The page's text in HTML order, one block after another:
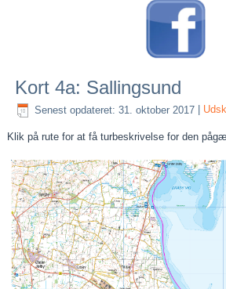
Kort 4a: Sallingsund
Senest opdateret: 31. oktober 2017
Klik på rute for at få turbeskrivelse for den